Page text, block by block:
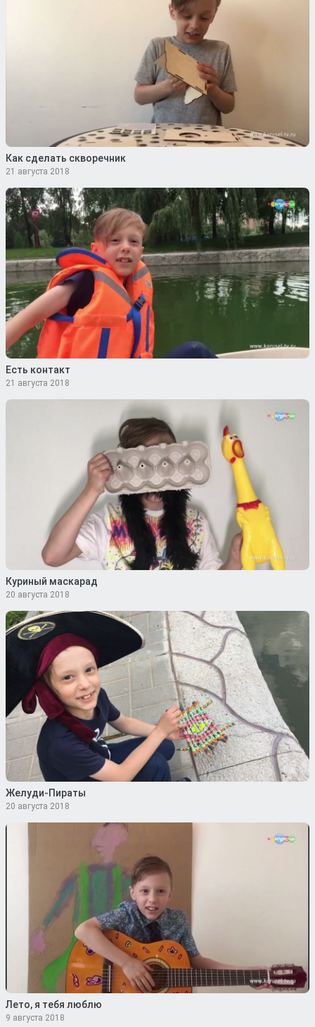
Как сделать скворечник
21 августа 2018
Есть контакт
21 августа 2018
Куриный маскарад
20 августа 2018
Желуди-Пираты
20 августа 2018
Лето, я тебя люблю
9 августа 2018